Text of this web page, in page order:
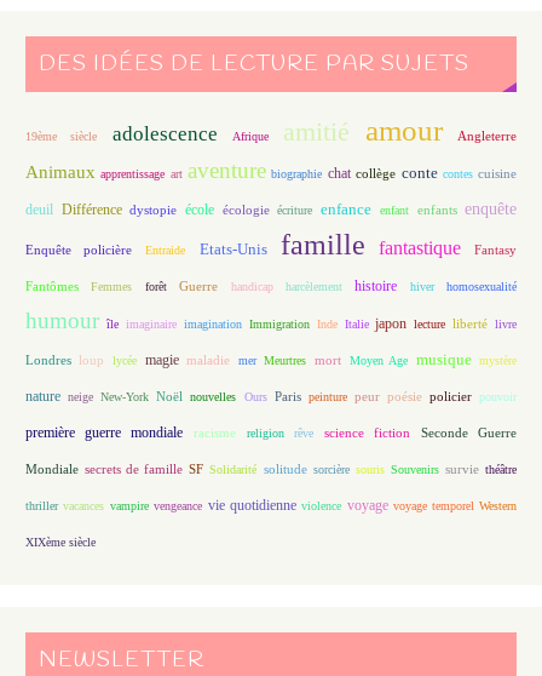
DES IDÉES DE LECTURE PAR SUJETS
19ème siècle adolescence Afrique amitié amour Angleterre
Animaux apprentissage art aventure biographie chat collège conte contes cuisine
deuil Différence dystopie école écologie écriture enfance enfant enfants enquête
Enquête policière Entraide Etats-Unis famille fantastique Fantasy
Fantômes Femmes forêt Guerre handicap harcèlement histoire hiver homosexualité
humour île imaginaire imagination Immigration Inde Italie japon lecture liberté livre
Londres loup lycée magie maladie mer Meurtres mort Moyen Age musique mystère
nature neige New-York Noël nouvelles Ours Paris peinture peur poésie policier pouvoir
première guerre mondiale racisme religion rêve science fiction Seconde Guerre
Mondiale secrets de famille SF Solidarité solitude sorcière souris Souvenirs survie théâtre
thriller vacances vampire vengeance vie quotidienne violence voyage voyage temporel Western
XIXème siècle
NEWSLETTER